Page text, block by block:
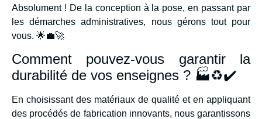
Absolument ! De la conception à la pose, en passant par
les démarches administratives, nous gérons tout pour
vous. 🌟💼🚀
Comment pouvez-vous garantir la
durabilité de vos enseignes ? 🏭♻️✔️
En choisissant des matériaux de qualité et en appliquant
des procédés de fabrication innovants, nous garantissons